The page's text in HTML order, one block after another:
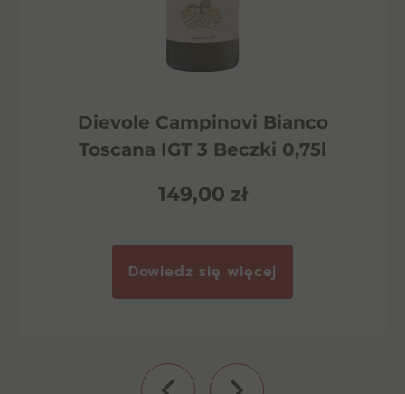
Dievole Campinovi Bianco
Toscana IGT 3 Beczki 0,75l
149,00 zł
Dowiedz się więcej